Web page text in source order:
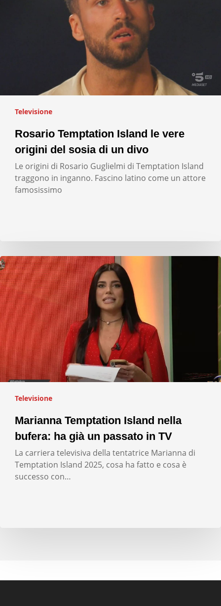
Televisione
Rosario Temptation Island le vere
origini del sosia di un divo
Le origini di Rosario Guglielmi di Temptation Island
traggono in inganno. Fascino latino come un attore
famosissimo
Televisione
Marianna Temptation Island nella
bufera: ha già un passato in TV
La carriera televisiva della tentatrice Marianna di
Temptation Island 2025, cosa ha fatto e cosa è
successo con…